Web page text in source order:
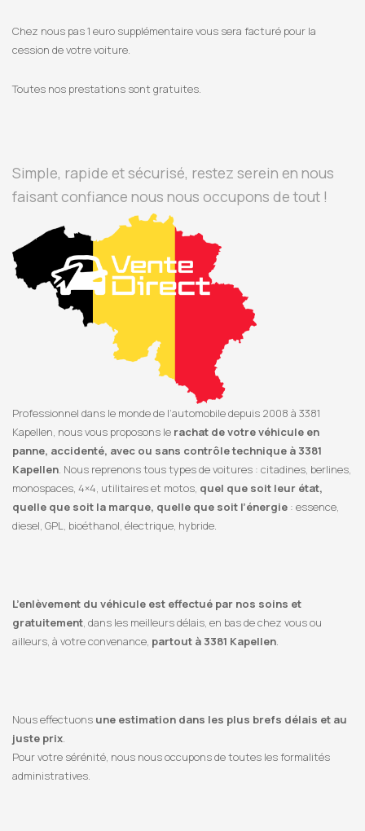
Chez nous pas 1 euro supplémentaire vous sera facturé pour la
cession de votre voiture.
Toutes nos prestations sont gratuites.
Simple, rapide et sécurisé, restez serein en nous
faisant confiance nous nous occupons de tout !
Professionnel dans le monde de l’automobile depuis 2008 à 3381
Kapellen, nous vous proposons le rachat de votre véhicule en
panne, accidenté, avec ou sans contrôle technique à 3381
Kapellen. Nous reprenons tous types de voitures : citadines, berlines,
monospaces, 4×4, utilitaires et motos, quel que soit leur état,
quelle que soit la marque, quelle que soit l’énergie : essence,
diesel, GPL, bioéthanol, électrique, hybride.
L’enlèvement du véhicule est effectué par nos soins et
gratuitement, dans les meilleurs délais, en bas de chez vous ou
ailleurs, à votre convenance, partout à 3381 Kapellen.
Nous effectuons une estimation dans les plus brefs délais et au
juste prix.
Pour votre sérénité, nous nous occupons de toutes les formalités
administratives.